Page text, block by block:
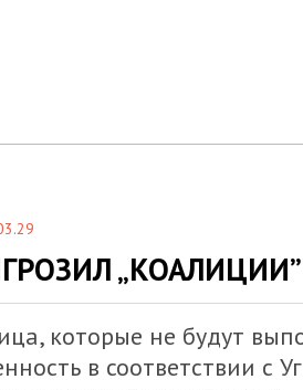
которые не будут
в соответствии с